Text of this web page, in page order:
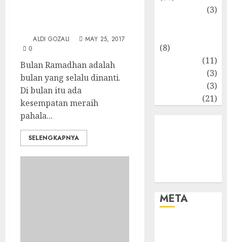
ALDI GOZALI
MAY 25, 2017
0
Bulan Ramadhan adalah
bulan yang selalu dinanti.
Di bulan itu ada
kesempatan meraih
pahala...
SELENGKAPNYA
(3)
(8)
(11)
(3)
(3)
(21)
META